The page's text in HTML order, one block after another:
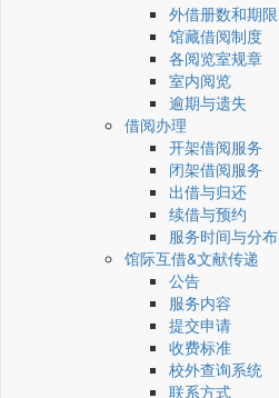
外借册数和期限
馆藏借阅制度
各阅览室规章
室内阅览
逾期与遗失
借阅办理
开架借阅服务
闭架借阅服务
出借与归还
续借与预约
服务时间与分布
馆际互借&文献传递
公告
服务内容
提交申请
收费标准
校外查询系统
联系方式